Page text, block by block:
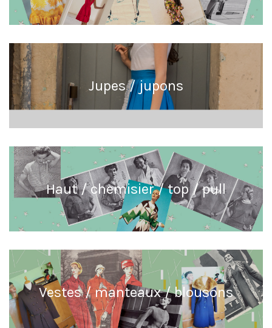
Jupes / jupons
Haut / chemisier / top / pull
Vestes / manteaux / blousons